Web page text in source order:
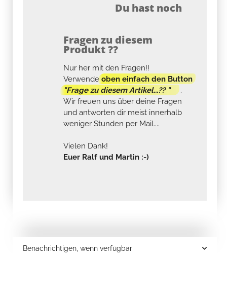
Du hast noch
Fragen zu diesem
Produkt ??
Nur her mit den Fragen!!
Verwendeoben einfach den Button
"Frage zu diesem Artikel...?? "
.
Wir freuen uns über deine Fragen
und antworten dir meist innerhalb
weniger Stunden per Mail....
Vielen Dank!
Euer Ralf und Martin :-)
Benachrichtigen, wenn verfügbar